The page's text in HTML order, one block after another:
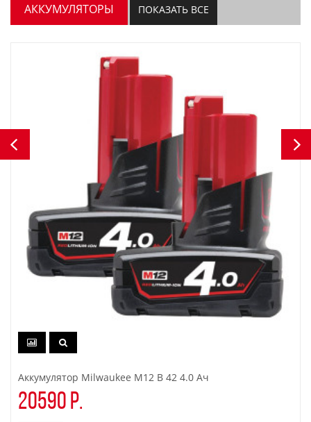
АККУМУЛЯТОРЫ ПОКАЗАТЬ ВСЕ
Аккумулятор Milwaukee M12 B 42 4.0 Ач
20590 р.